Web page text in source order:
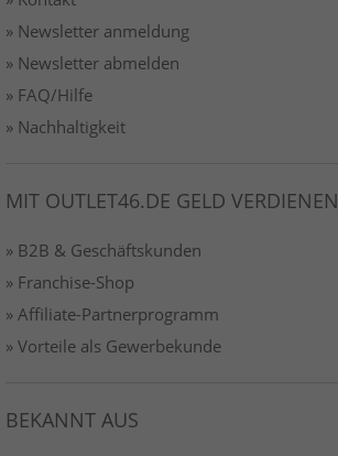
» Newsletter anmeldung
» Newsletter abmelden
» FAQ/Hilfe
» Nachhaltigkeit
MIT OUTLET46.DE GELD VERDIENEN
» B2B & Geschäftskunden
» Franchise-Shop
» Affiliate-Partnerprogramm
» Vorteile als Gewerbekunde
BEKANNT AUS